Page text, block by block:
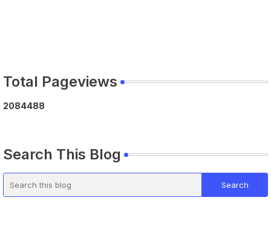
Total Pageviews
2084488
Search This Blog